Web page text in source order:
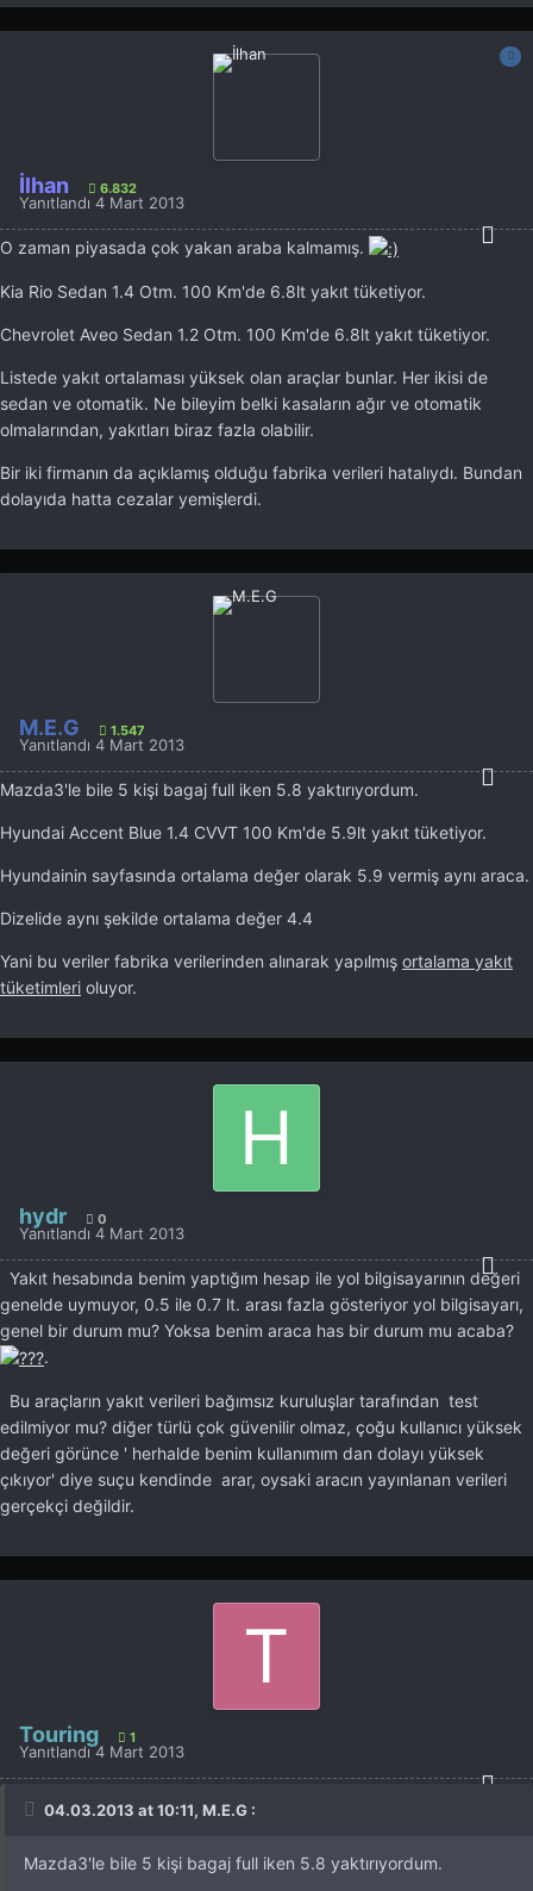
İlhan 6.832
Yanıtlandı 4 Mart 2013
O zaman piyasada çok yakan araba kalmamış.
Kia Rio Sedan 1.4 Otm. 100 Km'de 6.8lt yakıt tüketiyor.
Chevrolet Aveo Sedan 1.2 Otm. 100 Km'de 6.8lt yakıt tüketiyor.
Listede yakıt ortalaması yüksek olan araçlar bunlar. Her ikisi de
sedan ve otomatik. Ne bileyim belki kasaların ağır ve otomatik
olmalarından, yakıtları biraz fazla olabilir.
Bir iki firmanın da açıklamış olduğu fabrika verileri hatalıydı. Bundan
dolayıda hatta cezalar yemişlerdi.
M.E.G 1.547
Yanıtlandı 4 Mart 2013
Mazda3'le bile 5 kişi bagaj full iken 5.8 yaktırıyordum.
Hyundai Accent Blue 1.4 CVVT 100 Km'de 5.9lt yakıt tüketiyor.
Hyundainin sayfasında ortalama değer olarak 5.9 vermiş aynı araca.
Dizelide aynı şekilde ortalama değer 4.4
Yani bu veriler fabrika verilerinden alınarak yapılmış ortalama yakıt
tüketimleri oluyor.
hydr 0
Yanıtlandı 4 Mart 2013
Yakıt hesabında benim yaptığım hesap ile yol bilgisayarının değeri
genelde uymuyor, 0.5 ile 0.7 lt. arası fazla gösteriyor yol bilgisayarı,
genel bir durum mu? Yoksa benim araca has bir durum mu acaba?
.
Bu araçların yakıt verileri bağımsız kuruluşlar tarafından test
edilmiyor mu? diğer türlü çok güvenilir olmaz, çoğu kullanıcı yüksek
değeri görünce ' herhalde benim kullanımım dan dolayı yüksek
çıkıyor' diye suçu kendinde arar, oysaki aracın yayınlanan verileri
gerçekçi değildir.
Touring 1
Yanıtlandı4 Mart 2013
04.03.2013 at 10:11, M.E.G :
Mazda3'le bile 5 kişi bagaj full iken 5.8 yaktırıyordum.